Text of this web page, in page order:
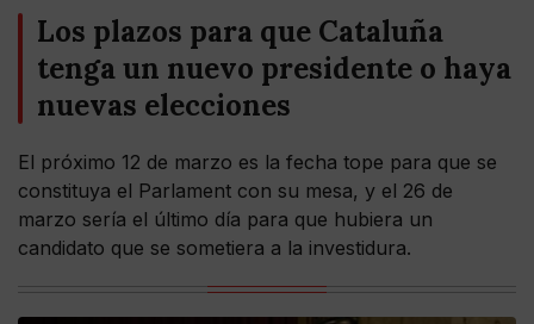
Los plazos para que Cataluña
tenga un nuevo presidente o haya
nuevas elecciones
El próximo 12 de marzo es la fecha tope para que se
constituya el Parlament con su mesa, y el 26 de
marzo sería el último día para que hubiera un
candidato que se sometiera a la investidura.